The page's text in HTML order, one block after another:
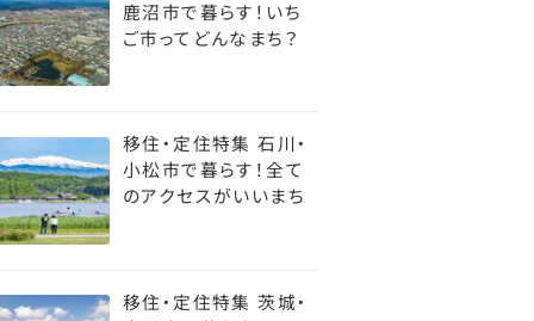
鹿沼市で暮らす！いち
ご市ってどんなまち？
移住・定住特集 石川・
小松市で暮らす！全て
のアクセスがいいまち
移住・定住特集 茨城・